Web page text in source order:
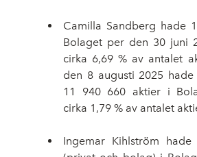
Camilla Sandberg hade
Bolaget per den 30 juni
cirka 6,69 % av antalet
den 8 augusti 2025
11
940 660 aktier i
cirka 1,79 % av antalet
Ingemar Kihlström hade